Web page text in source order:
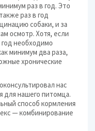
раз в год. Это
раз в год
собаки, и за
осмотр. Хотя, если
необходимо
минимум два раза,
хронические
нас
для нашего питомца.
способ кормления
— комбинирование